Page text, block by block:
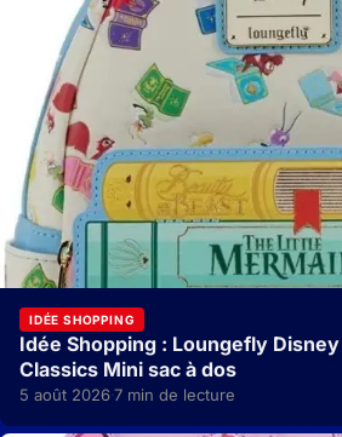
IDÉE SHOPPING
Idée Shopping : Loungefly
Classics Mini sac à dos
5 août 2026·7 min de lecture